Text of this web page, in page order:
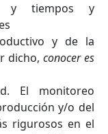
y tiempos y
y de la
dicho,conocer es
El monitoreo
y/o del
rigurosos en el